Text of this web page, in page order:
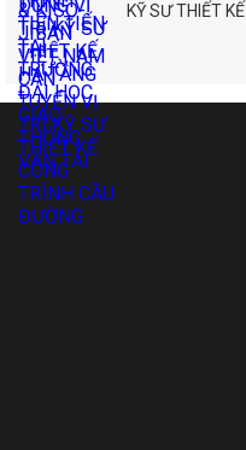
KỸ SƯ THIẾT